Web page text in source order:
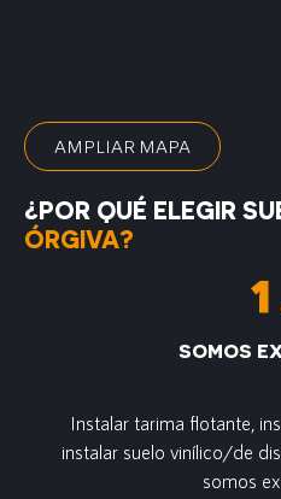
AMPLIAR MAPA
¿POR QUÉ ELEGIR
ÓRGIVA?
SOMOS
Instalar tarima flotante,
instalar suelo vinílico/de
somos